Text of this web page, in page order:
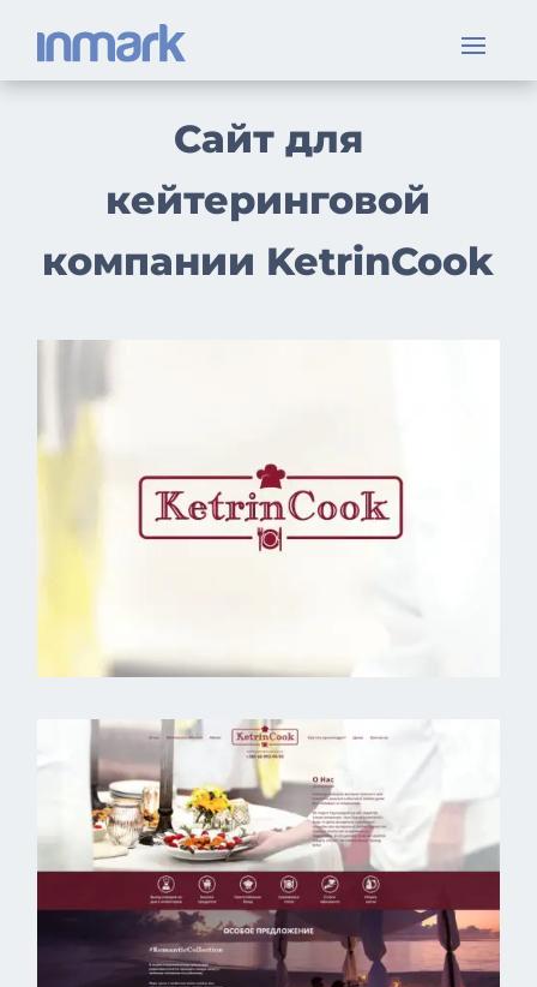
Сайт для
кейтеринговой
компании KetrinCook